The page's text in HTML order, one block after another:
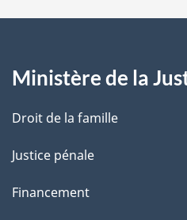
a
e
Ministère de la
Droit de la famille
Justice pénale
Financement